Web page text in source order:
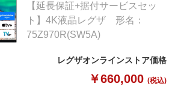
【延長保証+据付サービスセッ
ト】4K液晶レグザ 形名：
75Z970R(SW5A)
レグザオンラインストア価格
￥660,000 (税込)